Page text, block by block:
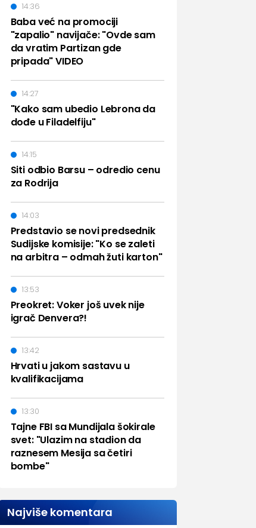
Baba već na promociji
"zapalio" navijače: "Ovde sam
da vratim Partizan gde
pripada" VIDEO
14:36
"Kako sam ubedio Lebrona da
dođe u Filadelfiju"
14:27
Siti odbio Barsu – odredio cenu
za Rodrija
14:15
Predstavio se novi predsednik
Sudijske komisije: "Ko se zaleti
na arbitra – odmah žuti karton"
14:03
Preokret: Voker još uvek nije
igrač Denvera?!
13:53
Hrvati u jakom sastavu u
kvalifikacijama
13:42
Tajne FBI sa Mundijala šokirale
svet: "Ulazim na stadion da
raznesem Mesija sa četiri
bombe"
13:30
Najviše komentara